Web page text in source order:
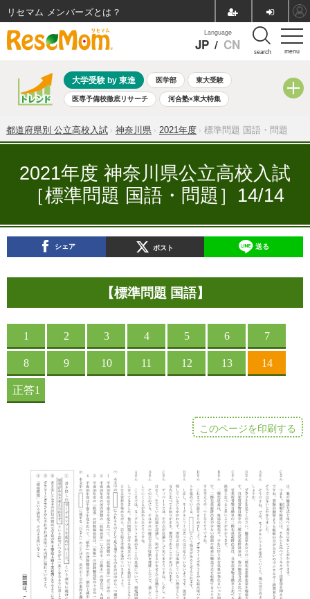
menu
Language
JP / CN search
大学受験 by 東進 医学部 東大受験
医専予備校徹底リサーチ 河合塾×東大特集
共通テスト 夏休み 8月開催学校説明会・相談会
自由研究教材（小学生向け） 自由研究教材（中学生向け）
ランキング
都道府県別 公立高校入試 神奈川県 2021年度 標準問題 国語・問題
2021年度 神奈川県公立高校入試
［標準問題 国語・問題］14/14
シェア ポスト 送る
【標準問題 国語】
このページを印刷する
リセマム メンバーズ